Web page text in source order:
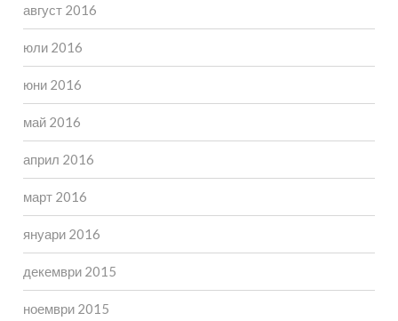
август 2016
юли 2016
юни 2016
май 2016
април 2016
март 2016
януари 2016
декември 2015
ноември 2015